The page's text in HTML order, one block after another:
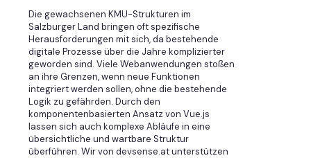
Die gewachsenen KMU-Strukturen im
Salzburger Land bringen oft spezifische
Herausforderungen mit sich, da bestehende
digitale Prozesse über die Jahre komplizierter
geworden sind. Viele Webanwendungen stoßen
an ihre Grenzen, wenn neue Funktionen
integriert werden sollen, ohne die bestehende
Logik zu gefährden. Durch den
komponentenbasierten Ansatz von Vue.js
lassen sich auch komplexe Abläufe in eine
übersichtliche und wartbare Struktur
überführen. Wir von devsense.at unterstützen